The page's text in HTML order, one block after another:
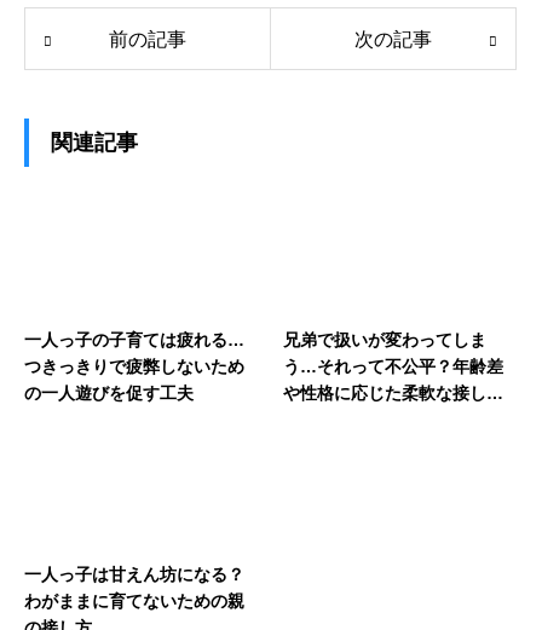
前の記事 次の記事
関連記事
一人っ子の子育ては疲れる…
つきっきりで疲弊しないため
の一人遊びを促す工夫
兄弟で扱いが変わってしま
う…それって不公平？年齢差
や性格に応じた柔軟な接し方
一人っ子は甘えん坊になる？
わがままに育てないための親